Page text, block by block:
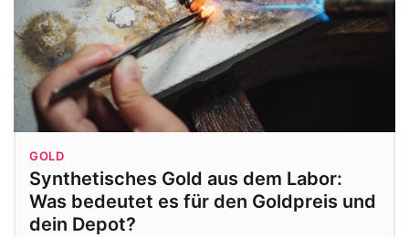
GOLD
Synthetisches Gold aus dem Labor:
Was bedeutet es für den Goldpreis und
dein Depot?